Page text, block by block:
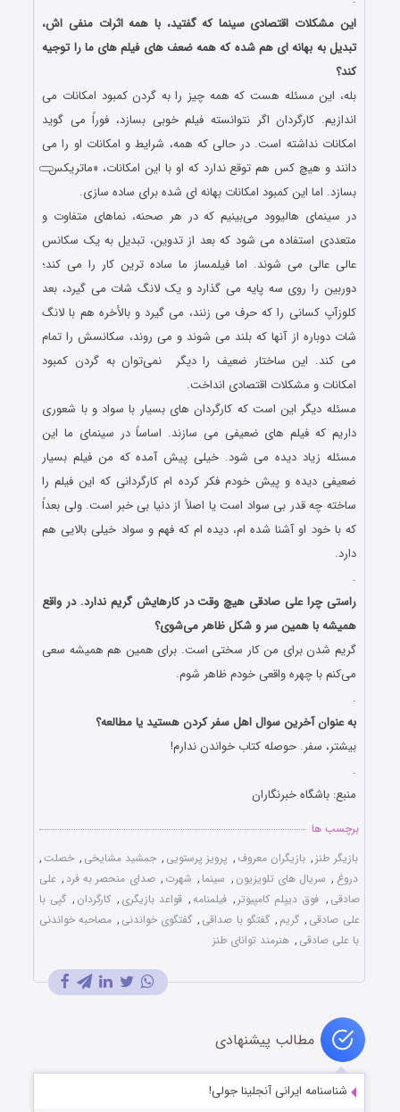
این مشکلات اقتصادی سینما که گفتید، با همه اثرات منفی اش،
تبدیل به بهانه ای هم شده که همه ضعف های فیلم های ما را توجیه
کند؟
بله، این مسئله هست که همه چیز را به گردن کمبود امکانات می
اندازیم. کارگردان اگر نتوانسته فیلم خوبی بسازد، فوراً می گوید
امکانات نداشته است. در حالی که همه، شرایط و امکانات او را می
دانند و هیچ کس هم توقع ندارد که او با این امکانات، «ماتریکس»
بسازد. اما این کمبود امکانات بهانه ای شده برای ساده سازی.
در سینمای هالیوود می‌بینیم که در هر صحنه، نماهای متفاوت و
متعددی استفاده می شود که بعد از تدوین، تبدیل به یک سکانس
عالی عالی می شوند. اما فیلمساز ما ساده ترین کار را می کند؛
دوربین را روی سه پایه می گذارد و یک لانگ شات می گیرد، بعد
کلوزآپ کسانی را که حرف می زنند، می گیرد و بالأخره هم با لانگ
شات دوباره از آنها که بلند می شوند و می روند، سکانسش را تمام
می کند. این ساختار ضعیف را دیگر نمی‌توان به گردن کمبود
امکانات و مشکلات اقتصادی انداخت.
مسئله دیگر این است که کارگردان های بسیار با سواد و با شعوری
داریم که فیلم های ضعیفی می سازند. اساساً در سینمای ما این
مسئله زیاد دیده می شود. خیلی پیش آمده که من فیلم بسیار
ضعیفی دیده و پیش خودم فکر کرده ام کارگردانی که این فیلم را
ساخته چه قدر بی سواد است یا اصلاً از دنیا بی خبر است. ولی بعداً
که با خود او آشنا شده ام، دیده ام که فهم و سواد خیلی بالایی هم
دارد.
.
راستی چرا علی صادقی هیچ وقت در كارهایش گریم ندارد. در واقع
همیشه با همین سر و شكل ظاهر می‌شوی؟
گریم شدن برای من كار سختی است. برای همین هم همیشه سعی
می‌كنم با چهره واقعی خودم ظاهر شوم.
.
به عنوان آخرین سوال اهل سفر کردن هستيد يا مطالعه؟
بيشتر، سفر. حوصله کتاب خواندن ندارم!
.
منبع: باشگاه خبرنگاران
برچسب ها
بازیگر طنز , بازیگران معروف , پرویز پرستویی , جمشید مشایخی , خصلت,
دروغ , سریال های تلویزیون , سینما , شهرت , صدای منحصر به فرد , علی
صادقی , فوق دیپلم کامپیوتر , فیلمنامه, قواعد بازیگری , کارگردان , گپی با
علی صادقی , گریم , گفتگو با صداقی , گفتگوی خواندنی , مصاحبه خواندنی
با علی صادقی , هنرمند توانای طنز
مطالب پیشنهادی
شناسنامه ایرانی آنجلینا جولی!